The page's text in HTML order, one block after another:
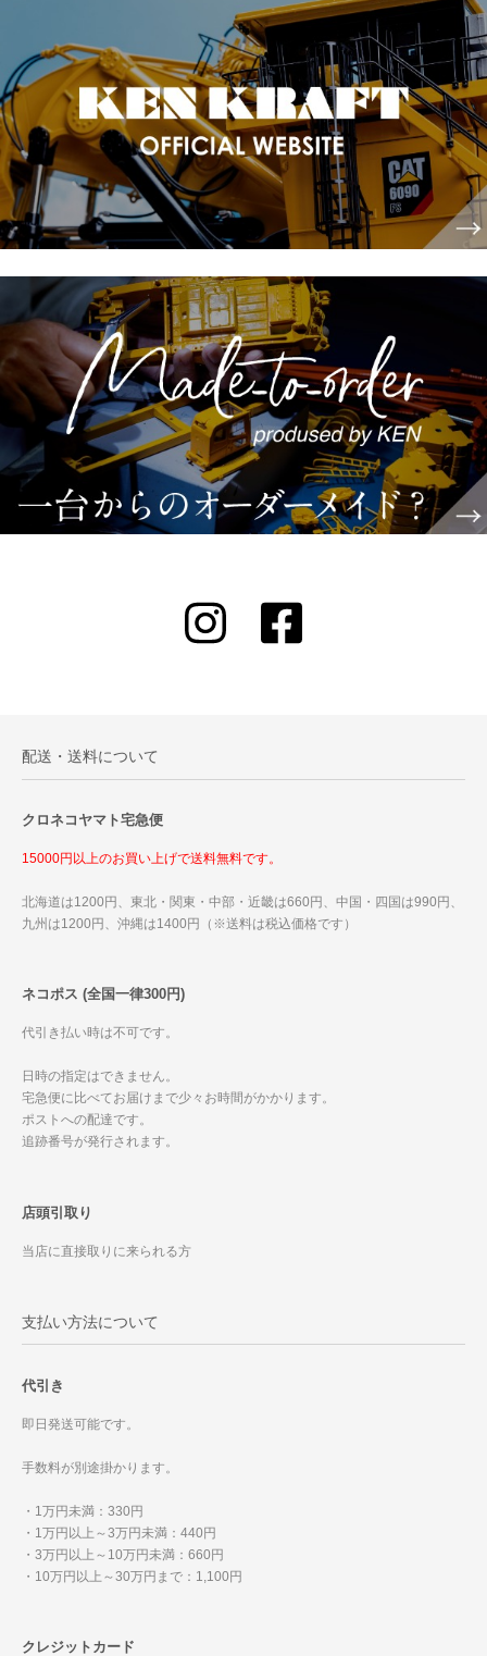
配送・送料について
クロネコヤマト宅急便
15000円以上のお買い上げで送料無料です。
北海道は1200円、東北・関東・中部・近畿は660円、中国・四国は990円、
九州は1200円、沖縄は1400円（※送料は税込価格です）
ネコポス (全国一律300円)
代引き払い時は不可です。
日時の指定はできません。
宅急便に比べてお届けまで少々お時間がかかります。
ポストへの配達です。
追跡番号が発行されます。
店頭引取り
当店に直接取りに来られる方
支払い方法について
代引き
即日発送可能です。
手数料が別途掛かります。
・1万円未満：330円
・1万円以上～3万円未満：440円
・3万円以上～10万円未満：660円
・10万円以上～30万円まで：1,100円
クレジットカード